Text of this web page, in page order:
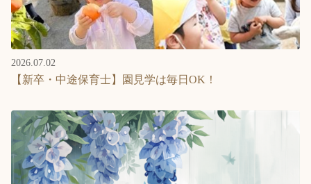
2026.07.02
【新卒・中途保育士】園見学は毎日OK！